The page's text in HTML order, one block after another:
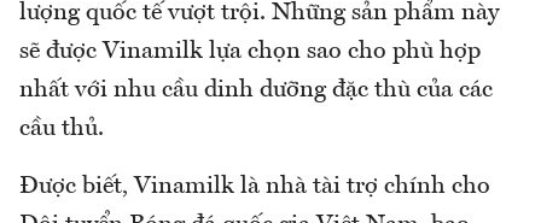
lượng quốc tế vượt trội. Những sản phẩm này
sẽ được Vinamilk lựa chọn sao cho phù hợp
nhất với nhu cầu dinh dưỡng đặc thù của các
cầu thủ.
Được biết, Vinamilk là nhà tài trợ chính cho